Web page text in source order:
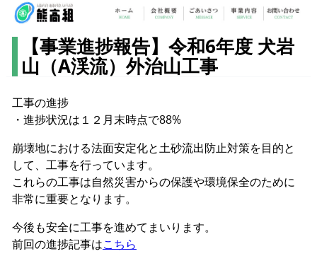
【事業進捗報告】令和6年度 犬岩
山（A渓流）外治山工事
工事の進捗
・進捗状況は１２月末時点で88%
崩壊地における法面安定化と土砂流出防止対策を目的と
して、工事を行っています。
これらの工事は自然災害からの保護や環境保全のために
非常に重要となります。
今後も安全に工事を進めてまいります。
前回の進捗記事はこちら